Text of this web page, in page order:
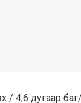
/ 4,6 дугаар баг/